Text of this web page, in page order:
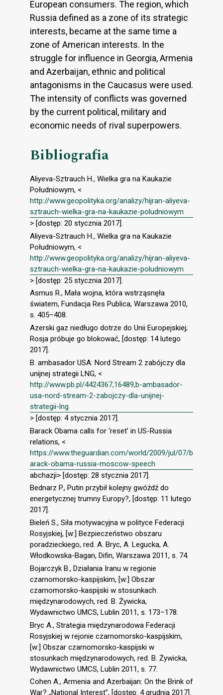
European consumers. The region, which
Russia defined as a zone of its strategic
interests, became at the same time a
zone of American interests. In the
struggle for influence in Georgia, Armenia
and Azerbaijan, ethnic and political
antagonisms in the Caucasus were used.
The intensity of conflicts was governed
by the current political, military and
economic needs of rival superpowers.
Bibliografia
Aliyeva-Sztrauch H., Wielka gra na Kaukazie
Południowym, <
http://www.geopolityka.org/analizy/hijran-aliyeva-
sztrauch-wielka-gra-na-kaukazie-poludniowym
> [dostęp: 20 stycznia 2017].
Aliyeva-Sztrauch H., Wielka gra na Kaukazie
Południowym, <
http://www.geopolityka.org/analizy/hijran-aliyeva-
sztrauch-wielka-gra-na-kaukazie-poludniowym
> [dostęp: 25 stycznia 2017].
Asmus R., Mała wojna, która wstrząsnęła
światem, Fundacja Res Publica, Warszawa 2010,
s. 405–408.
Azerski gaz niedługo dotrze do Unii Europejskiej;
Rosja próbuje go blokować, [dostęp: 14 lutego
2017].
B. ambasador USA: Nord Stream 2 zabójczy dla
unijnej strategii LNG, <
http://www.pb.pl/4424367,16489,b-ambasador-
usa-nord-stream-2-zabojczy-dla-unijnej-
strategii-lng
> [dostęp: 4 stycznia 2017].
Barack Obama calls for ‘reset’ in US-Russia
relations, <
https://www.theguardian.com/world/2009/jul/07/b
arack-obama-russia-moscow-speech
abchazji> [dostęp: 28 stycznia 2017].
Bednarz P., Putin przybił kolejny gwóźdź do
energetycznej trumny Europy?, [dostęp: 11 lutego
2017].
Bieleń S., Siła motywacyjna w polityce Federacji
Rosyjskiej, [w:] Bezpieczeństwo obszaru
poradzieckiego, red. A. Bryc, A. Legucka, A.
Włodkowska-Bagan, Difin, Warszawa 2011, s. 74.
Bojarczyk B., Działania Iranu w regionie
czarnomorsko-kaspijskim, [w:] Obszar
czarnomorsko-kaspijski w stosunkach
międzynarodowych, red. B. Żywicka,
Wydawnictwo UMCS, Lublin 2011, s. 173–178.
Bryc A., Strategia międzynarodowa Federacji
Rosyjskiej w rejonie czarnomorsko-kaspijskim,
[w:] Obszar czarnomorsko-kaspijski w
stosunkach międzynarodowych, red. B. Żywicka,
Wydawnictwo UMCS, Lublin 2011, s. 77.
Cohen A., Armenia and Azerbaijan: On the Brink of
War? „National Interest”, [dostęp: 4 grudnia 2017].